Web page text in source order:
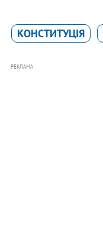
КОНСТИТУЦІЯ
РЕКЛАМА